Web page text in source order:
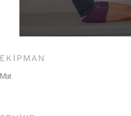
EKİPMAN
Mat